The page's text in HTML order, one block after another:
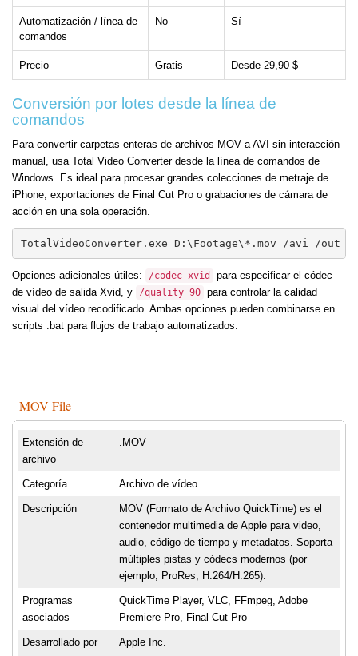
Automatización / línea de
comandos
No Sí
Precio Gratis Desde 29,90 $
Conversión por lotes desde la línea de
comandos
Para convertir carpetas enteras de archivos MOV a AVI sin interacción
manual, usa Total Video Converter desde la línea de comandos de
Windows. Es ideal para procesar grandes colecciones de metraje de
iPhone, exportaciones de Final Cut Pro o grabaciones de cámara de
acción en una sola operación.
TotalVideoConverter.exe D:\Footage\*.mov /avi /out
Opciones adicionales útiles: /codec xvid
para especificar el códec
de vídeo de salida Xvid, y
/quality 90 para controlar la calidad
visual del vídeo recodificado. Ambas opciones pueden combinarse en
scripts .bat para flujos de trabajo automatizados.
MOV File
Extensión de
archivo
.MOV
Categoría Archivo de vídeo
Descripción
MOV (Formato de Archivo QuickTime) es el
contenedor multimedia de Apple para video,
audio, código de tiempo y metadatos. Soporta
múltiples pistas y códecs modernos (por
ejemplo, ProRes, H.264/H.265).
Programas
asociados
QuickTime Player, VLC, FFmpeg, Adobe
Premiere Pro, Final Cut Pro
Desarrollado por Apple Inc.